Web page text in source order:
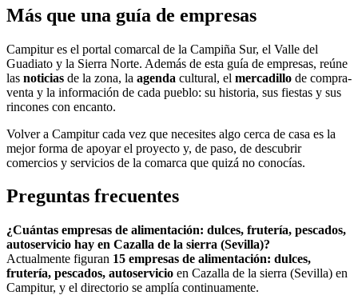
Más que una guía de empresas
Campitur es el portal comarcal de la Campiña Sur, el Valle del
Guadiato y la Sierra Norte. Además de esta guía de empresas, reúne
las noticias de la zona, la agenda cultural, el mercadillo de compra-
venta y la información de cada pueblo: su historia, sus fiestas y sus
rincones con encanto.
Volver a Campitur cada vez que necesites algo cerca de casa es la
mejor forma de apoyar el proyecto y, de paso, de descubrir
comercios y servicios de la comarca que quizá no conocías.
Preguntas frecuentes
¿Cuántas empresas de alimentación: dulces, frutería, pescados,
autoservicio hay en Cazalla de la sierra (Sevilla)?
Actualmente figuran 15 empresas de alimentación: dulces,
frutería, pescados, autoservicio en Cazalla de la sierra (Sevilla) en
Campitur, y el directorio se amplía continuamente.